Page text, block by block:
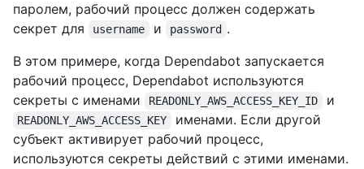
паролем, рабочий процесс должен содержать
секрет для
username и password .
В этом примере, когда Dependabot запускается
рабочий процесс, Dependabot используются
секреты с именами
READONLY_AWS_ACCESS_KEY_ID и
READONLY_AWS_ACCESS_KEY
именами. Если другой
субъект активирует рабочий процесс,
используются секреты действий с этими именами.